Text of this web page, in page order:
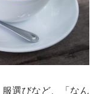
選びなど、「なん